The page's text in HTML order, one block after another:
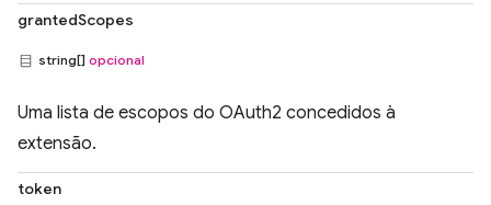
grantedScopes
string[] opcional
Uma lista de escopos do OAuth2 concedidos à
extensão.
token